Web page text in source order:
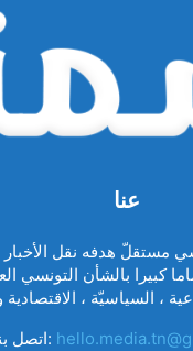
عنا
هدفه نقل الأخبار
كبيرا بالشأن التونسي
اتصل بنا: